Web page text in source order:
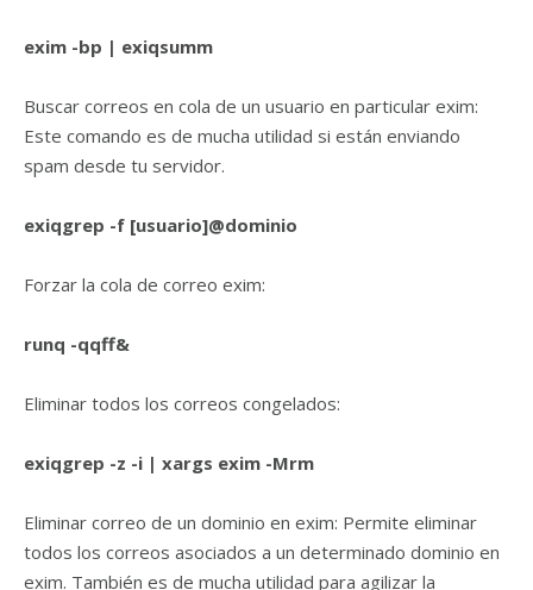
exim -bp | exiqsumm
Buscar correos en cola de un usuario en particular exim:
Este comando es de mucha utilidad si están enviando
spam desde tu servidor.
exiqgrep -f [usuario]@dominio
Forzar la cola de correo exim:
runq -qqff&
Eliminar todos los correos congelados:
exiqgrep -z -i | xargs exim -Mrm
Eliminar correo de un dominio en exim: Permite eliminar
todos los correos asociados a un determinado dominio en
exim. También es de mucha utilidad para agilizar la